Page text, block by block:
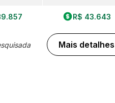
R$ 43.643
Mais detalhes